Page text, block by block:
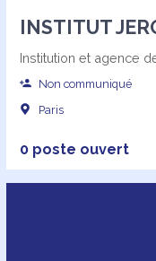
INSTITUT
Institution et agence
Non communiqué
Paris
0 poste ouvert